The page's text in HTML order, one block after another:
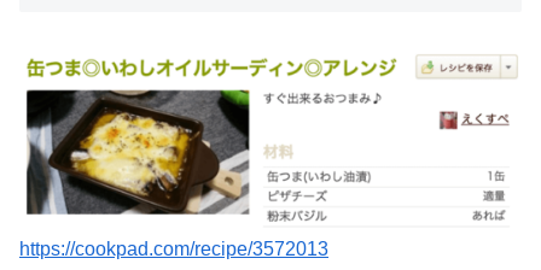
https://cookpad.com/recipe/3572013